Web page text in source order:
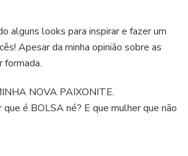
alguns looks para inspirar e fazer um
Apesar da minha opinião sobre as
formada.
NOVA PAIXONITE.
é BOLSA né? E que mulher que não